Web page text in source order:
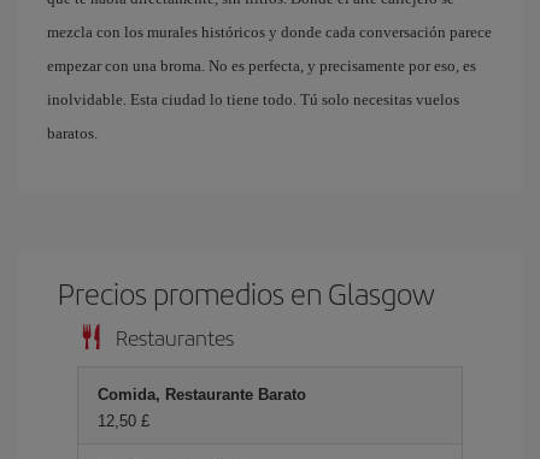
mezcla con los murales históricos y donde cada conversación parece
empezar con una broma. No es perfecta, y precisamente por eso, es
inolvidable. Esta ciudad lo tiene todo. Tú solo necesitas vuelos
baratos.
Precios promedios en Glasgow
Restaurantes
Comida, Restaurante Barato
12,50 £